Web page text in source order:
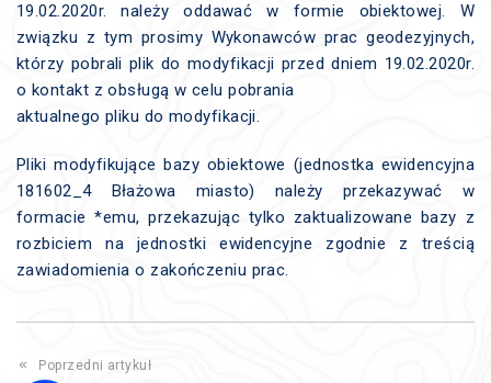
19.02.2020r. należy oddawać w formie obiektowej. W
związku z tym prosimy Wykonawców prac geodezyjnych,
którzy pobrali plik do modyfikacji przed dniem 19.02.2020r.
o kontakt z obsługą w celu pobrania
aktualnego pliku do modyfikacji.
Pliki modyfikujące bazy obiektowe (jednostka ewidencyjna
181602_4 Błażowa miasto) należy przekazywać w
formacie *emu, przekazując tylko zaktualizowane bazy z
rozbiciem na jednostki ewidencyjne zgodnie z treścią
zawiadomienia o zakończeniu prac.
Poprzedni artykuł